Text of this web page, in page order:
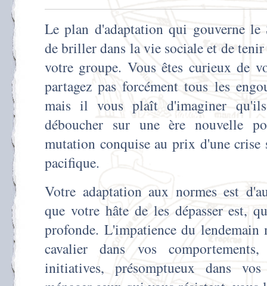
Le plan d'adaptation qui gouverne le
de briller dans la vie sociale et de
votre groupe. Vous êtes curieux de
partagez pas forcément tous les
mais il vous plaît d'imaginer
déboucher sur une ère nouvelle
mutation conquise au prix d'une crise
pacifique.
Votre adaptation aux normes est
que votre hâte de les dépasser est,
profonde. L'impatience du lendemain
cavalier dans vos
initiatives, présomptueux dans